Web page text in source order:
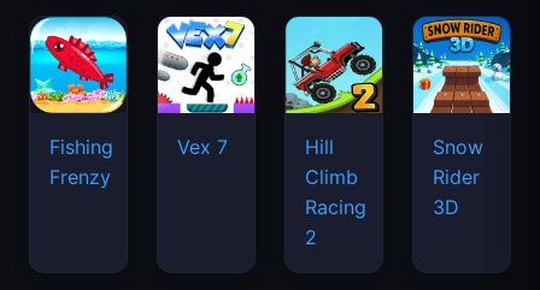
Fishing
Frenzy
Vex 7
Hill
Climb
Racing
2
Snow
Rider
3D